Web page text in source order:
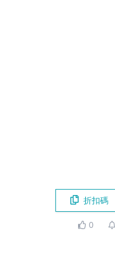
折扣碼
0